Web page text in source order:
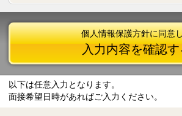
個人情報保護方針
個人情報保護方針に同意
入力内容を確認す
以下は任意入力となります。
面接希望日時があればご入力ください。